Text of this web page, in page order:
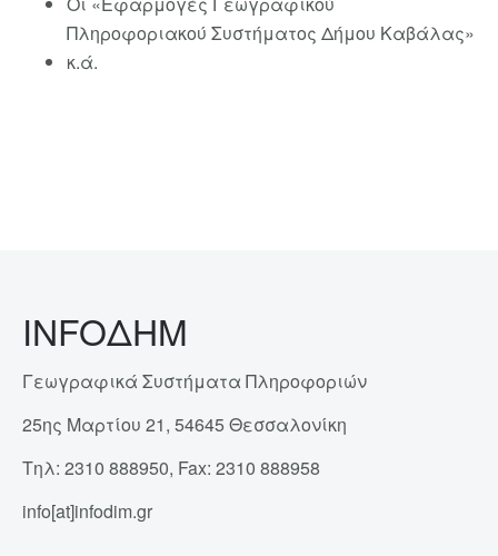
Πληροφοριακού Συστήματος Δήμου Καβάλας»
κ.ά.
INFOΔΗΜ
Γεωγραφικά Συστήματα Πληροφοριών
25ης Μαρτίου 21, 54645 Θεσσαλονίκη
Τηλ: 2310 888950, Fax: 2310 888958
info[at]infodim.gr